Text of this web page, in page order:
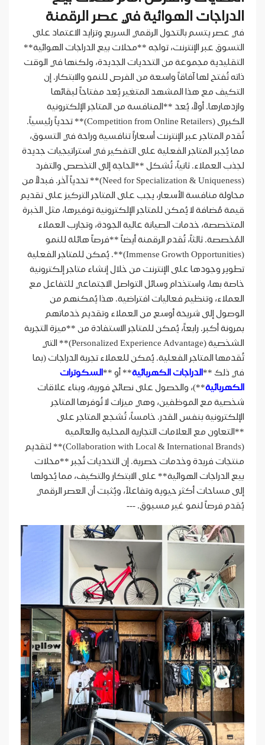
الدراجات الهوائية في عصر الرقمنة
في عصر يتسم بالتحول الرقمي السريع وتزايد الاعتماد على
التسوق عبر الإنترنت، تواجه **محلات بيع الدراجات الهوائية**
التقليدية مجموعة من التحديات الجديدة، ولكنها في الوقت
ذاته تُفتح لها آفاقاً واسعة من الفرص للنمو والابتكار. إن
التكيف مع هذا المشهد المتغير يُعد مفتاحاً لبقائها
وازدهارها. أولاً، يُعد **المنافسة من المتاجر الإلكترونية
الكبرى (Competition from Online Retailers)** تحدياً رئيسياً.
تُقدم المتاجر عبر الإنترنت أسعاراً تنافسية وراحة في التسوق،
مما يُجبر المتاجر الفعلية على التفكير في استراتيجيات جديدة
لجذب العملاء. ثانياً، تُشكل **الحاجة إلى التخصص والتفرد
(Need for Specialization & Uniqueness)** تحدياً آخر. فبدلاً من
محاولة منافسة الأسعار، يجب على المتاجر التركيز على تقديم
قيمة مُضافة لا يُمكن للمتاجر الإلكترونية توفيرها، مثل الخبرة
المتخصصة، خدمات الصيانة عالية الجودة، وتجارب العملاء
المُخصصة. ثالثاً، تُقدم الرقمنة أيضاً **فرصاً هائلة للنمو
(Immense Growth Opportunities)**. يُمكن للمتاجر الفعلية
تطوير وجودها على الإنترنت من خلال إنشاء متاجر إلكترونية
خاصة بها، واستخدام وسائل التواصل الاجتماعي للتفاعل مع
العملاء، وتنظيم فعاليات افتراضية. هذا يُمكنهم من
الوصول إلى شريحة أوسع من العملاء وتقديم خدماتهم
بمرونة أكبر. رابعاً، يُمكن للمتاجر الاستفادة من **ميزة التجربة
الشخصية (Personalized Experience Advantage)** التي
تُقدمها المتاجر الفعلية. يُمكن للعملاء تجربة الدراجات (بما
في ذلك **الدراجات الكهربائية** أو **السكوترات
الكهربائية**)، والحصول على نصائح فورية، وبناء علاقات
شخصية مع الموظفين، وهي ميزات لا تُوفرها المتاجر
الإلكترونية بنفس القدر. خامساً، تُشجع المتاجر على
**التعاون مع العلامات التجارية المحلية والعالمية
(Collaboration with Local & International Brands)** لتقديم
منتجات فريدة وخدمات حصرية. إن التحديات تُجبر **محلات
بيع الدراجات الهوائية** على الابتكار والتكيف، مما يُحولها
إلى مساحات أكثر حيوية وتفاعلاً، ويُثبت أن العصر الرقمي
يُقدم فرصاً لنمو غير مسبوق. ---